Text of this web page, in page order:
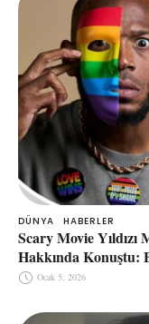
DÜNYA HABERLER
Scary Movie
Hakkında Konuştu:
Ocak 5, 2026